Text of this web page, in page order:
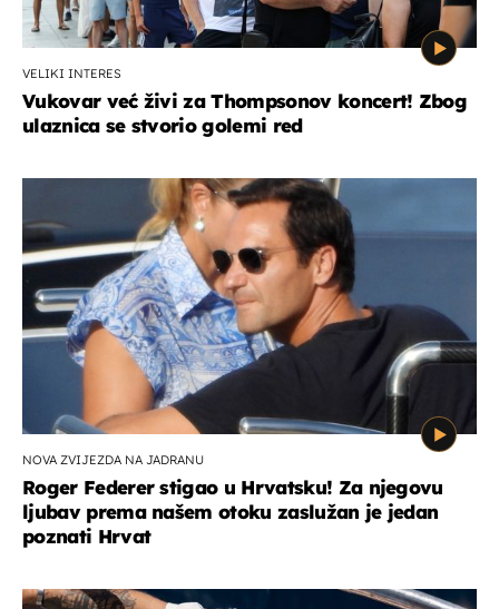
VELIKI INTERES
Vukovar već živi za Thompsonov koncert! Zbog
ulaznica se stvorio golemi red
NOVA ZVIJEZDA NA JADRANU
Roger Federer stigao u Hrvatsku! Za njegovu
ljubav prema našem otoku zaslužan je jedan
poznati Hrvat